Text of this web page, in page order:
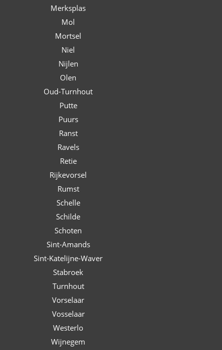
Merksplas
Mol
Mortsel
Niel
Nijlen
Olen
Oud-Turnhout
Putte
Puurs
Ranst
Ravels
Retie
Rijkevorsel
Rumst
Schelle
Schilde
Schoten
Sint-Amands
Sint-Katelijne-Waver
Stabroek
Turnhout
Vorselaar
Vosselaar
Westerlo
Wijnegem